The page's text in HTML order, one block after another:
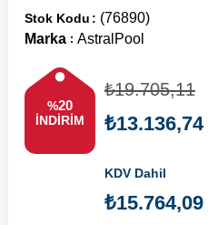
(76890)
Stok Kodu
Marka : AstralPool
%20
İNDIRIM
₺19.705,11
₺13.136,74
KDV Dahil
₺15.764,09